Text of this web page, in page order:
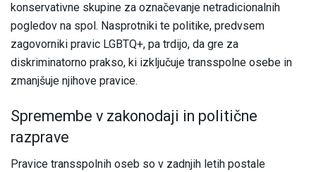
konservativne skupine za označevanje netradicionalnih
pogledov na spol. Nasprotniki te politike, predvsem
zagovorniki pravic LGBTQ+, pa trdijo, da gre za
diskriminatorno prakso, ki izključuje transspolne osebe in
zmanjšuje njihove pravice.
Spremembe v zakonodaji in politične
razprave
Pravice transspolnih oseb so v zadnjih letih postale